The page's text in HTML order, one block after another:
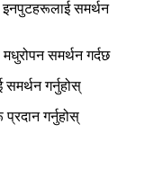
समर्थन
समर्थन गर्दछ
समर्थन गर्नुहोस्
गर्नुहोस्